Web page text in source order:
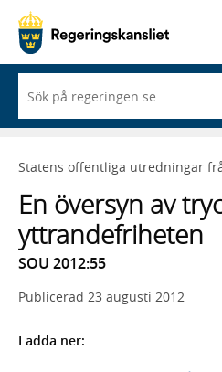
du
börjar
skriva
framträder
lista
med
sökförslag
Statens offentliga utredningar
En översyn av
yttrandefriheten
SOU 2012:55
Publicerad 23 augusti 2012
Ladda ner: